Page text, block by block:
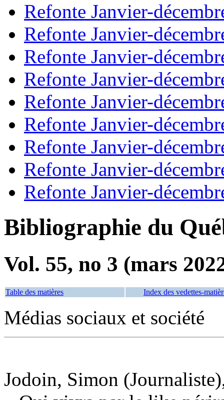
Refonte Janvier-
Refonte Janvier-
Refonte Janvier-
Refonte Janvier-
Refonte Janvier-
Refonte Janvier-
Refonte Janvier-
Refonte Janvier-
Refonte Janvier-
Bibliographie du
Vol. 55, no 3 (mars
Table des matières Index des vedettes-
Médias sociaux et société
Jodoin, Simon